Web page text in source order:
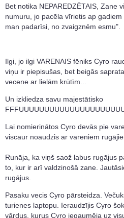
Bet notika NEPAREDZĒTAIS, Zane
numuru, jo pacēla vīrietis ap
man padarīsi, no zvaigznēm esmu".
Ilgi, jo ilgi VARENAIS fēniks Cyro
viņu ir piepisušas, bet beigās
vecene ar lielām krūtīm...
Un izkliedza savu majestātisko
Lai nomierinātos Cyro devās pie
viscaur noaudzis ar vareniem
Runāja, ka viņš saož labus rugājus
to, kur ir arī valdzinošā zane.
rugājus.
Pasaku vecis Cyro pārsteidza.
turienes laptopu. Ieraudzījis Cyro
vārdus, kurus Cyro iegaumēja uz